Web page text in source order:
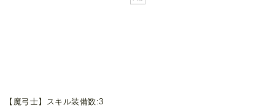
【魔弓士】スキル装備数:3